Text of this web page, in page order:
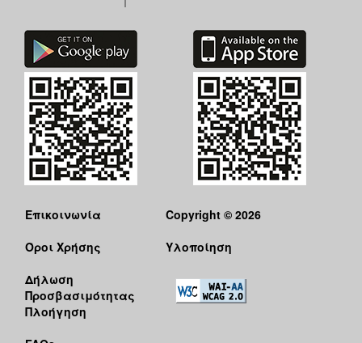
Επικοινωνία
Όροι Χρήσης
Δήλωση
Προσβασιμότητας
Πλοήγηση
Copyright © 2026
Υλοποίηση